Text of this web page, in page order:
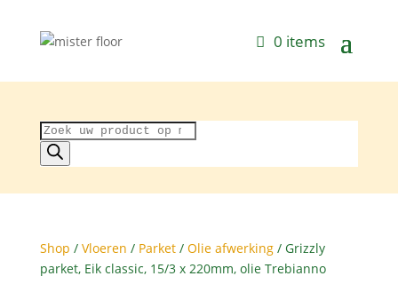
0 items
Producten
zoeken
Shop / Vloeren / Parket/ Olie afwerking/ Grizzly
parket, Eik classic, 15/3 x 220mm, olie Trebianno